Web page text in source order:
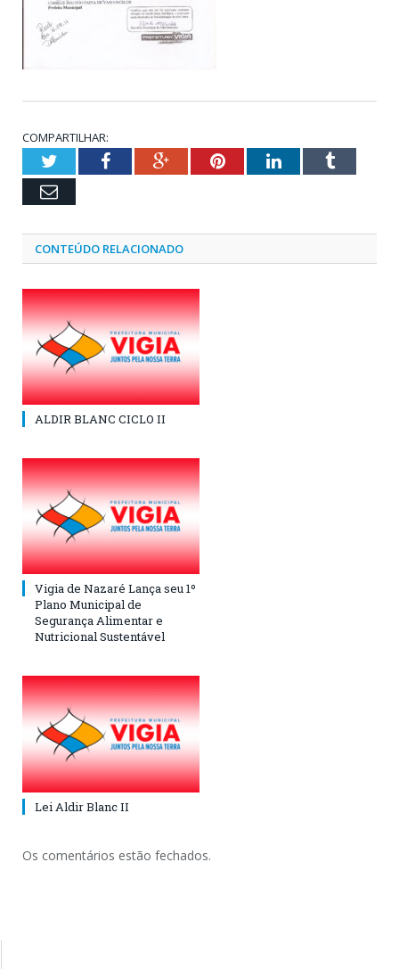
COMPARTILHAR:
TwitterFacebookGoogle+PinterestLinkedInTumblr
Email
CONTEÚDO RELACIONADO
ALDIR BLANC CICLO II
Vigia de Nazaré Lança seu 1º
Plano Municipal de
Segurança Alimentar e
Nutricional Sustentável
Lei Aldir Blanc II
Os comentários estão fechados.